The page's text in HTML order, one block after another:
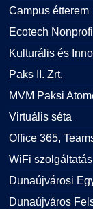
Campus étterem
Ecotech
Kulturális és
Paks II. Zrt.
MVM Paksi
Virtuális séta
Office 365,
WiFi szolgáltatás
Dunaújvárosi
Dunaújváros